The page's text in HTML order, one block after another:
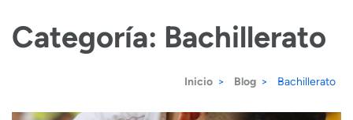
Categoría: Bachillerato
Inicio > Blog > Bachillerato